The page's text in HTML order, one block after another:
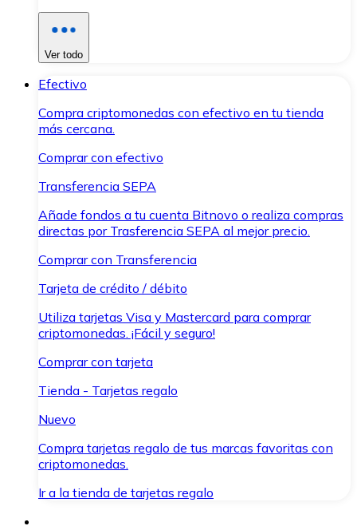
Ver todo
Efectivo
Compra criptomonedas con efectivo en tu tienda
más cercana.
Comprar con efectivo
Transferencia SEPA
Añade fondos a tu cuenta Bitnovo o realiza compras
directas por Trasferencia SEPA al mejor precio.
Comprar con Transferencia
Tarjeta de crédito / débito
Utiliza tarjetas Visa y Mastercard para comprar
criptomonedas. ¡Fácil y seguro!
Comprar con tarjeta
Tienda - Tarjetas regalo
Nuevo
Compra tarjetas regalo de tus marcas favoritas con
criptomonedas.
Ir a la tienda de tarjetas regalo